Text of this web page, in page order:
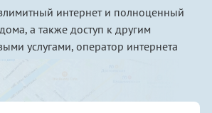
интернет и полноценный
а также доступ к другим
услугами, оператор интернета